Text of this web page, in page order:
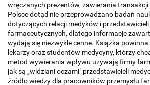
wręczanych prezentów, zawierania transakcji
Polsce dotąd nie przeprowadzano badań
dotyczących relacji medyków i
farmaceutycznych, dlatego informacje
wydają się niezwykle cenne. Książka
lekarzy oraz studentów medycyny, którzy
metod wywierania wpływu używają firmy
jak są „widziani oczami" przedstawicieli
źródło wiedzy dla pracowników przemysłu